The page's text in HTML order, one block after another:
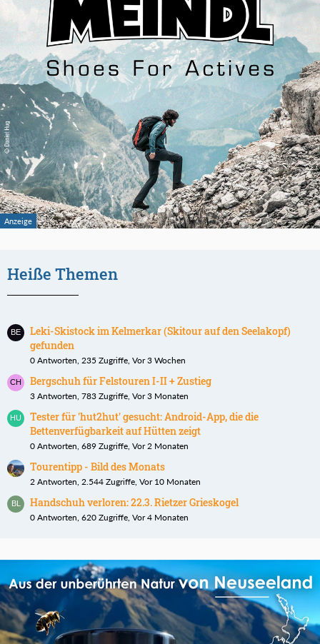
Heiße Themen
Leki-Skistock im Kelmerkar (Skitour auf den Seelakopf)
gefunden
0 Antworten, 235 Zugriffe, Vor 3 Wochen
Bergschuh für Felstouren I-II + Zustieg
3 Antworten, 783 Zugriffe, Vor 3 Monaten
Tester für 'hut2hut' gesucht: Android-App, die die
Bettenverfügbarkeit auf Hütten zeigt
0 Antworten, 689 Zugriffe, Vor 2 Monaten
Tourentipp - Bild des Monats
2 Antworten, 2.544 Zugriffe, Vor 10 Monaten
Handschuh verloren: 22.3. Rietzer Grieskogel
0 Antworten, 620 Zugriffe, Vor 4 Monaten